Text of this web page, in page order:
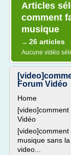
Articles
comment
musique
→ 26 articles
Aucune vidéo
Forum Vidéo
Home
Vidéo
musique sans
video...